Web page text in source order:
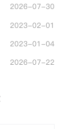
2026-07-30
2023-02-01
2023-01-04
2026-07-22